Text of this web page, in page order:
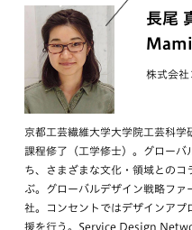
長尾
株式会社
京都工芸繊維大学大学院工芸科学
課程修了（工学修士）。グローバ
ち、さまざまな文化・領域とのコ
ぶ。グローバルデザイン戦略フ
社。コンセントではデザインアプ
援を行う。Service Design